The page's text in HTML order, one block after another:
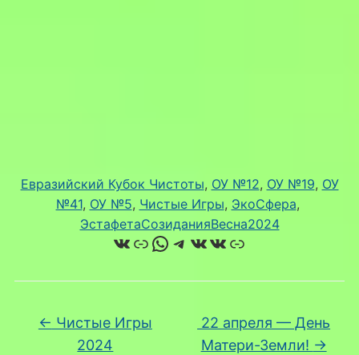
Евразийский Кубок Чистоты, ОУ №12, ОУ №19, ОУ
№41, ОУ №5, Чистые Игры, ЭкоСфера
ЭстафетаСозиданияВесна2024
ВКонтакте
Ссылка
WhatsApp
Telegram
ВКонтакте
ВКонтакте
Ссылка
← Чистые Игры
2024
22 апреля — День
Матери-Земли! →